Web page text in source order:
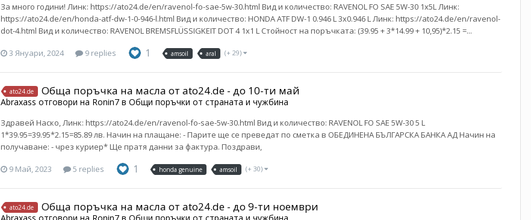
За много години! Линк: https://ato24.de/en/ravenol-fo-sae-5w-30.html Вид и количество: RAVENOL FO SAE 5W-30 1x5L Линк:
https://ato24.de/en/honda-atf-dw-1-0-946-l.html Вид и количество: HONDA ATF DW-1 0.946 L 3х0.946 L Линк: https://ato24.de/en/ravenol-
dot-4.html Вид и количество: RAVENOL BREMSFLÜSSIGKEIT DOT 4 1х1 L Стойност на поръчката: (39.95 + 3*14.99 + 10,95)*2.15 =...
3 Януари, 2024 9 replies 1 amsoil aral (+ 29)
ato24.de Обща поръчка на масла от ato24.de - до 10-ти май
Abraxass отговори на Ronin7 в Общи поръчки от страната и чужбина
Здравей Наско, Линк: https://ato24.de/en/ravenol-fo-sae-5w-30.html Вид и количество: RAVENOL FO SAE 5W-30 5 L
1*39.95=39.95*2.15=85.89 лв. Начин на плащане: - Парите ще се преведат по сметка в ОБЕДИНЕНА БЪЛГАРСКА БАНКА АД Начин на
получаване: - чрез куриер* Ще пратя данни за фактура. Поздрави,
9 Май, 2023 5 replies 1 honda genuine amsoil (+ 30)
ato24.de Обща поръчка на масла от ato24.de - до 9-ти ноември